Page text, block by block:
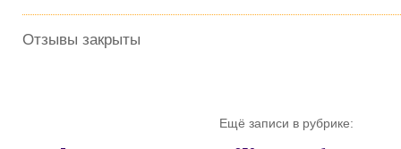
Отзывы закрыты
Ещё записи в рубрике: